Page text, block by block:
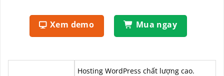
là:
1.200.000 ₫.
tại
là:
Xem demo Mua ngay
Hosting WordPress chất lượng cao.